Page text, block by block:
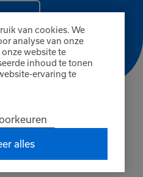
van cookies. We
analyse van onze
website te
inhoud te tonen
ervaring te
alles
Privacybeleid